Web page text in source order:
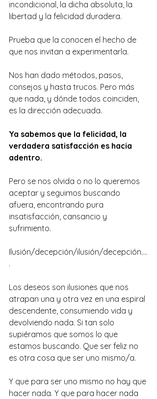
incondicional, la dicha absoluta, la
libertad y la felicidad duradera.
Prueba que la conocen el hecho de
que nos invitan a experimentarla.
Nos han dado métodos, pasos,
consejos y hasta trucos. Pero más
que nada, y dónde todos coinciden,
es la dirección adecuada.
Ya sabemos que la felicidad, la
verdadera satisfacción es hacia
adentro.
Pero se nos olvida o no lo queremos
aceptar y seguimos buscando
afuera, encontrando pura
insatisfacción, cansancio y
sufrimiento.
Ilusión/decepción/ilusión/decepción....
.
Los deseos son ilusiones que nos
atrapan una y otra vez en una espiral
descendente, consumiendo vida y
devolviendo nada. Si tan solo
supiéramos que somos lo que
estamos buscando. Que ser feliz no
es otra cosa que ser uno mismo/a.
Y que para ser uno mismo no hay que
hacer nada. Y que para hacer nada